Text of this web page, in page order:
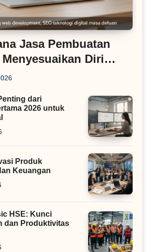
Jasa Pembuatan
Diri
SEO Masa
dari
2026 untuk
Produk
Keuangan
HSE: Kunci
dan Produktivitas